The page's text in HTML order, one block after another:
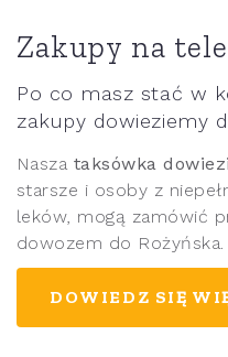
Zakupy na
Po co masz stać w
zakupy dowieziemy
Nasza taksówka
starsze i osoby z
leków, mogą zamówić
dowozem do Rożyńska.
DOWIEDZ SIĘ